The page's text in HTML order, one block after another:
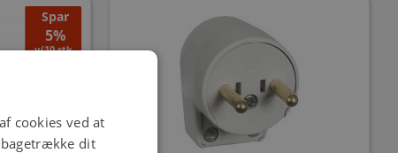
Spar
5%
v/10 stk.
cookies ved at
dit